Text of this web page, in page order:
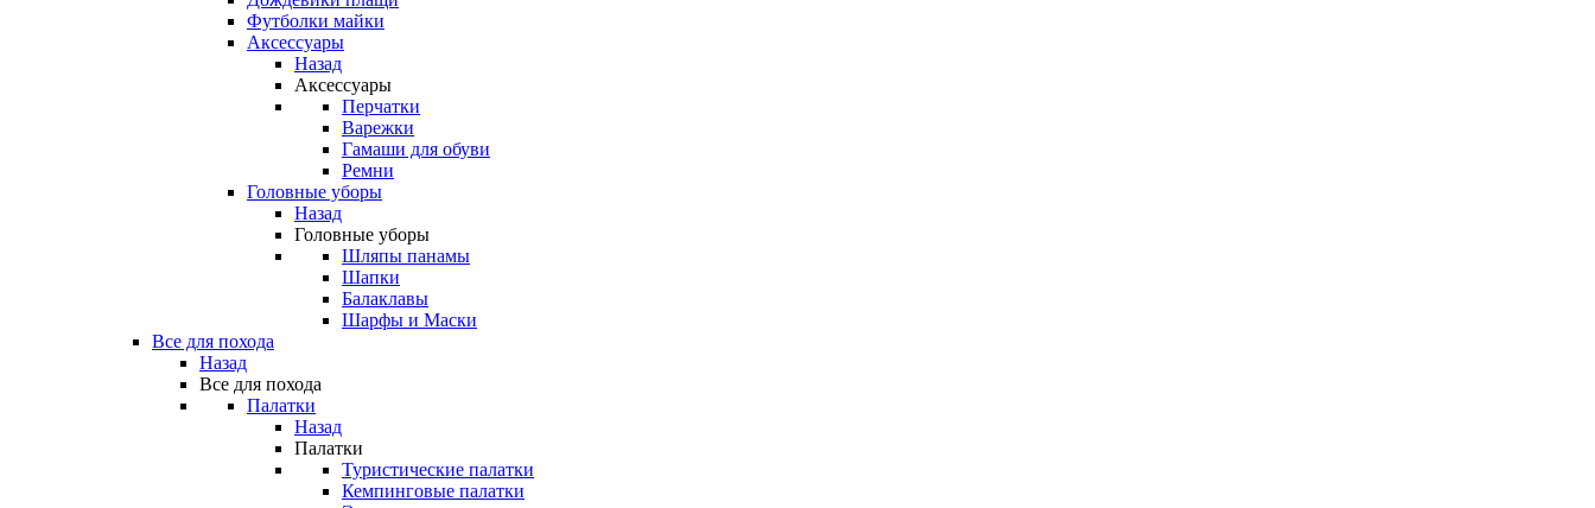
Футболки майки
Аксессуары
Назад
Аксессуары
Перчатки
Варежки
Гамаши для обуви
Ремни
Головные уборы
Назад
Головные уборы
Шляпы панамы
Шапки
Балаклавы
Шарфы и Маски
Все для похода
Назад
Все для похода
Палатки
Назад
Палатки
Туристические палатки
Кемпинговые палатки